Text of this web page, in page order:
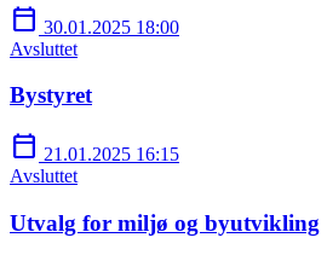
calendar_today 30.01.2025 18:00
Avsluttet
Bystyret
calendar_today 21.01.2025 16:15
Avsluttet
Utvalg for miljø og byutvikling